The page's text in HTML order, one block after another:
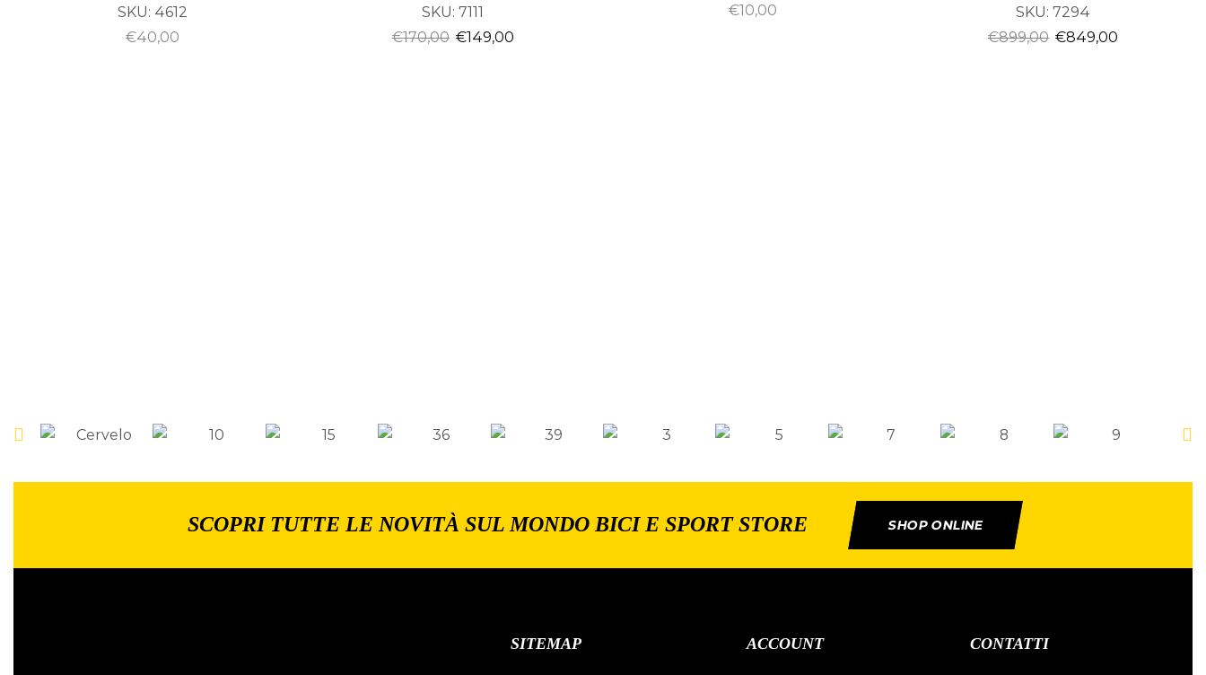
SKU: 4612
€40,00
SKU:7111
€170,00 €149,00
€10,00
SKU:7294
€899,00 €849,00
SCOPRI TUTTE LE NOVITÀ SUL MONDO BICI E SPORT STORE SHOP ONLINE
SITEMAP ACCOUNT CONTATTI